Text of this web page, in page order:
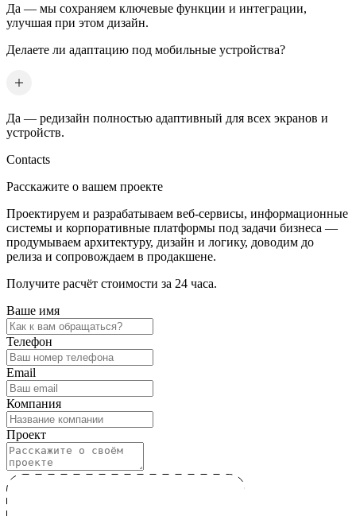
Да — мы сохраняем ключевые функции и интеграции,
улучшая при этом дизайн.
Делаете ли адаптацию под мобильные устройства?
Да — редизайн полностью адаптивный для всех экранов и
устройств.
Contacts
Расскажите о вашем проекте
Проектируем и разрабатываем веб-сервисы, информационные
системы и корпоративные платформы под задачи бизнеса —
продумываем архитектуру, дизайн и логику, доводим до
релиза и сопровождаем в продакшене.
Получите расчёт стоимости за 24 часа.
Ваше имя
Телефон
Email
Компания
Проект